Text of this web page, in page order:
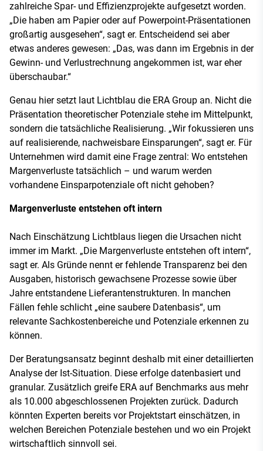
zahlreiche Spar- und Effizienzprojekte aufgesetzt worden.
„Die haben am Papier oder auf Powerpoint-Präsentationen
großartig ausgesehen“, sagt er. Entscheidend sei aber
etwas anderes gewesen: „Das, was dann im Ergebnis in der
Gewinn- und Verlustrechnung angekommen ist, war eher
überschaubar.“
Genau hier setzt laut Lichtblau die ERA Group an. Nicht die
Präsentation theoretischer Potenziale stehe im Mittelpunkt,
sondern die tatsächliche Realisierung. „Wir fokussieren uns
auf realisierende, nachweisbare Einsparungen“, sagt er. Für
Unternehmen wird damit eine Frage zentral: Wo entstehen
Margenverluste tatsächlich – und warum werden
vorhandene Einsparpotenziale oft nicht gehoben?
Margenverluste entstehen oft intern
Nach Einschätzung Lichtblaus liegen die Ursachen nicht
immer im Markt. „Die Margenverluste entstehen oft intern“,
sagt er. Als Gründe nennt er fehlende Transparenz bei den
Ausgaben, historisch gewachsene Prozesse sowie über
Jahre entstandene Lieferantenstrukturen. In manchen
Fällen fehle schlicht „eine saubere Datenbasis“, um
relevante Sachkostenbereiche und Potenziale erkennen zu
können.
Der Beratungsansatz beginnt deshalb mit einer detaillierten
Analyse der Ist-Situation. Diese erfolge datenbasiert und
granular. Zusätzlich greife ERA auf Benchmarks aus mehr
als 10.000 abgeschlossenen Projekten zurück. Dadurch
könnten Experten bereits vor Projektstart einschätzen, in
welchen Bereichen Potenziale bestehen und wo ein Projekt
wirtschaftlich sinnvoll sei.